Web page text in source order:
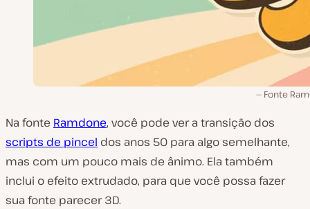
Fonte
Na fonte Ramdone, você pode ver a transição dos
scripts de pincel dos anos 50 para algo semelhante,
mas com um pouco mais de ânimo. Ela também
inclui o efeito extrudado, para que você possa fazer
sua fonte parecer 3D.